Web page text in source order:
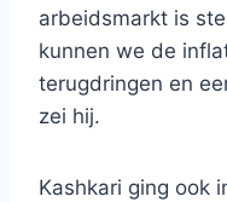
arbeidsmarkt is
kunnen we de
terugdringen en
zei hij.
Kashkari ging ook